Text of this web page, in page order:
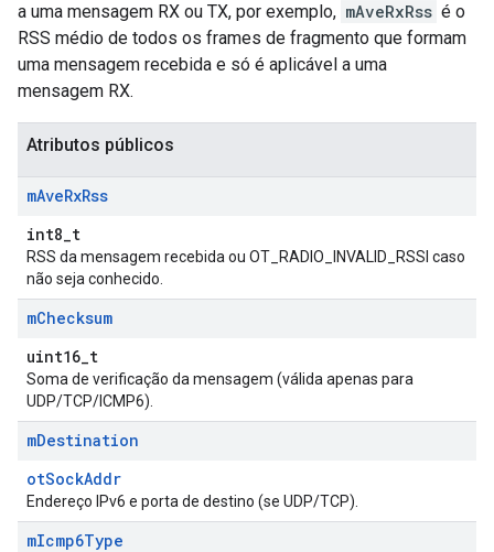
a uma mensagem RX ou TX, por exemplo, mAveRxRss é o
RSS médio de todos os frames de fragmento que formam
uma mensagem recebida e só é aplicável a uma
mensagem RX.
Atributos públicos
mAveRxRss
int8_t
RSS da mensagem recebida ou OT_RADIO_INVALID_RSSI caso
não seja conhecido.
mChecksum
uint16_t
Soma de verificação da mensagem (válida apenas para
UDP/TCP/ICMP6).
mDestination
otSockAddr
Endereço IPv6 e porta de destino (se UDP/TCP).
mIcmp6Type